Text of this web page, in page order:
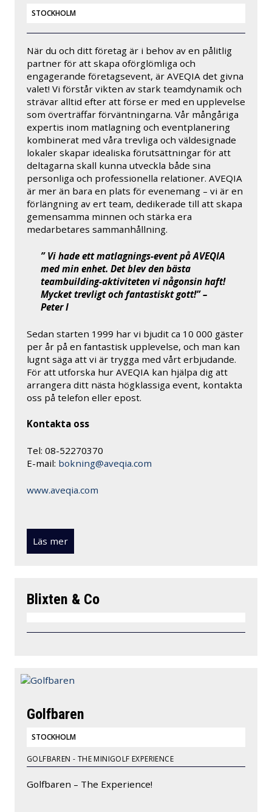
STOCKHOLM
När du och ditt företag är i behov av en pålitlig
partner för att skapa oförglömliga och
engagerande företagsevent, är AVEQIA det givna
valet! Vi förstår vikten av stark teamdynamik och
strävar alltid efter att förse er med en upplevelse
som överträffar förväntningarna. Vår mångåriga
expertis inom matlagning och eventplanering
kombinerat med våra trevliga och väldesignade
lokaler skapar idealiska förutsättningar för att
deltagarna skall kunna utveckla både sina
personliga och professionella relationer. AVEQIA
är mer än bara en plats för evenemang – vi är en
förlängning av ert team, dedikerade till att skapa
gemensamma minnen och stärka era
medarbetares sammanhållning.
” Vi hade ett matlagnings-event på AVEQIA
med min enhet. Det blev den bästa
teambuilding-aktiviteten vi någonsin haft!
Mycket trevligt och fantastiskt gott!” –
Peter I
Sedan starten 1999 har vi bjudit ca 10 000 gäster
per år på en fantastisk upplevelse, och man kan
lugnt säga att vi är trygga med vårt erbjudande.
För att utforska hur AVEQIA kan hjälpa dig att
arrangera ditt nästa högklassiga event, kontakta
oss på telefon eller epost.
Kontakta oss
Tel: 08-52270370
E-mail: bokning@aveqia.com
www.aveqia.com
Läs mer
Blixten & Co
Golfbaren
STOCKHOLM
GOLFBAREN - THE MINIGOLF EXPERIENCE
Golfbaren – The Experience!